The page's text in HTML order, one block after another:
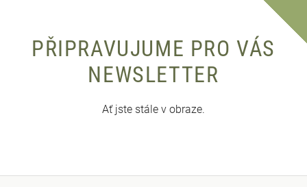
PŘIPRAVUJUME PRO VÁS
NEWSLETTER
Ať jste stále v obraze.